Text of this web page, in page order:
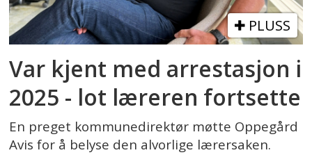
PLUSS
Var kjent med arrestasjon i
2025 - lot læreren fortsette
En preget kommunedirektør møtte Oppegård
Avis for å belyse den alvorlige lærersaken.